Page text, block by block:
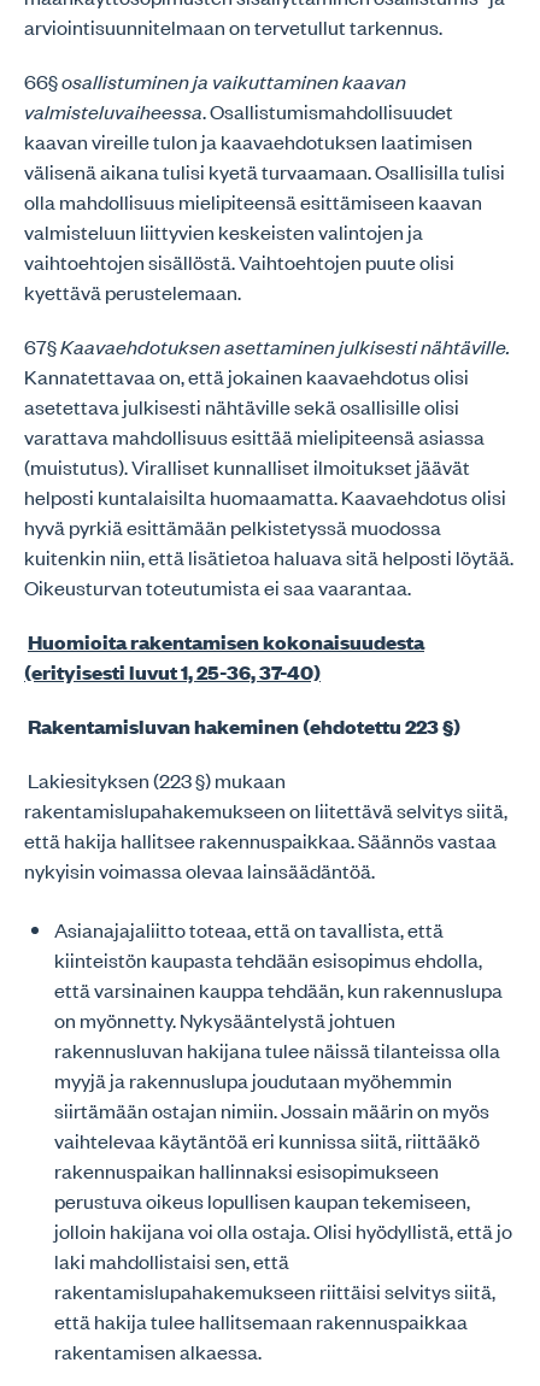
arviointisuunnitelmaan on tervetullut tarkennus.
66§osallistuminen ja vaikuttaminen kaavan
valmisteluvaiheessa. Osallistumismahdollisuudet
kaavan vireille tulon ja kaavaehdotuksen laatimisen
välisenä aikana tulisi kyetä turvaamaan. Osallisilla tulisi
olla mahdollisuus mielipiteensä esittämiseen kaavan
valmisteluun liittyvien keskeisten valintojen ja
vaihtoehtojen sisällöstä. Vaihtoehtojen puute olisi
kyettävä perustelemaan.
67§Kaavaehdotuksen asettaminen julkisesti nähtäville.
Kannatettavaa on, että jokainen kaavaehdotus olisi
asetettava julkisesti nähtäville sekä osallisille olisi
varattava mahdollisuus esittää mielipiteensä asiassa
(muistutus). Viralliset kunnalliset ilmoitukset jäävät
helposti kuntalaisilta huomaamatta. Kaavaehdotus olisi
hyvä pyrkiä esittämään pelkistetyssä muodossa
kuitenkin niin, että lisätietoa haluava sitä helposti löytää.
Oikeusturvan toteutumista ei saa vaarantaa.
Huomioita rakentamisen kokonaisuudesta
(erityisesti luvut 1, 25-36, 37-40)
Rakentamisluvan hakeminen (ehdotettu 223 §)
Lakiesityksen (223 §) mukaan
rakentamislupahakemukseen on liitettävä selvitys siitä,
että hakija hallitsee rakennuspaikkaa. Säännös vastaa
nykyisin voimassa olevaa lainsäädäntöä.
Asianajajaliitto toteaa, että on tavallista, että
kiinteistön kaupasta tehdään esisopimus ehdolla,
että varsinainen kauppa tehdään, kun rakennuslupa
on myönnetty. Nykysääntelystä johtuen
rakennusluvan hakijana tulee näissä tilanteissa olla
myyjä ja rakennuslupa joudutaan myöhemmin
siirtämään ostajan nimiin. Jossain määrin on myös
vaihtelevaa käytäntöä eri kunnissa siitä, riittääkö
rakennuspaikan hallinnaksi esisopimukseen
perustuva oikeus lopullisen kaupan tekemiseen,
jolloin hakijana voi olla ostaja. Olisi hyödyllistä, että jo
laki mahdollistaisi sen, että
rakentamislupahakemukseen riittäisi selvitys siitä,
että hakija tulee hallitsemaan rakennuspaikkaa
rakentamisen alkaessa.